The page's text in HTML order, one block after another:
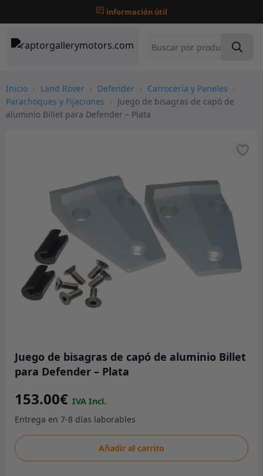
información útil
Inicio › Land Rover › Defender › Carrocería y Paneles ›
Parachoques y Fijaciones › Juego de bisagras de capó de
aluminio Billet para Defender – Plata
Juego de bisagras de capó de aluminio Billet
para Defender – Plata
153.00€
Juego
de
Añadir al carrito